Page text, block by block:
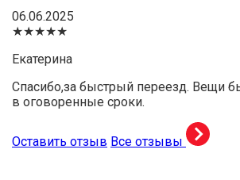
06.06.2025
★★★★★
Екатерина
Спасибо,за быстрый переезд. Вещи
в оговоренные сроки.
Оставить отзыв Все отзывы